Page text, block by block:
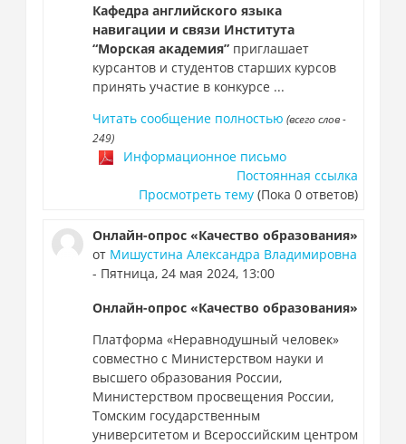
Кафедра английского языка
навигации и связи Института
“Морская академия”приглашает
курсантов и студентов старших курсов
принять участие в конкурсе ...
Читать сообщение полностью (всего слов -
249)
Информационное письмо
Постоянная ссылка
Просмотреть тему(Пока 0 ответов)
Онлайн-опрос «Качество образования»
от Мишустина Александра Владимировна
- Пятница, 24 мая 2024, 13:00
Онлайн-опрос «Качество образования»
Платформа «Неравнодушный человек»
совместно с Министерством науки и
высшего образования России,
Министерством просвещения России,
Томским государственным
университетом и Всероссийским центром